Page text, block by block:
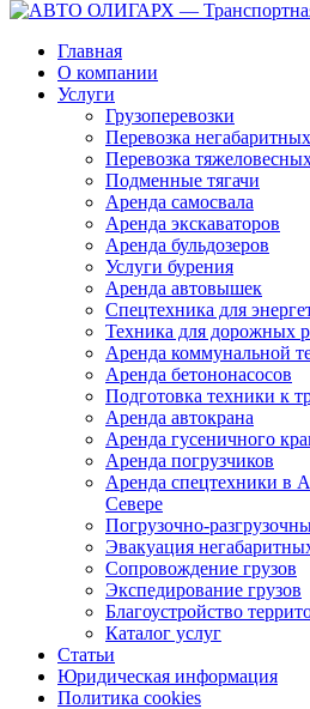
Главная
О компании
Услуги
Грузоперевозки
Перевозка
Перевозка
Подменные тягачи
Аренда самосвала
Аренда экскаваторов
Аренда бульдозеров
Услуги бурения
Аренда автовышек
Спецтехника для
Техника для дорожных
Аренда коммунальной
Аренда бетононасосов
Подготовка техники к
Аренда автокрана
Аренда гусеничного
Аренда погрузчиков
Аренда спецтехники в
Севере
Погрузочно-
Эвакуация
Сопровождение грузов
Экспедирование грузов
Благоустройство
Каталог услуг
Статьи
Юридическая информация
Политика cookies